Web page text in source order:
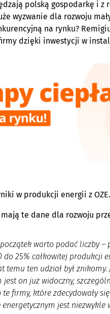
polską gospodarkę i z
wyzwanie dla rozwoju
na rynku?
dzięki inwestycji w
w produkcji energii z OZE.
te dane dla rozwoju
warto podać liczby –
25% całkowitej produkcji
temu ten udział był
on już widoczny,
firmy, które zdecydowały
jest niezwykle